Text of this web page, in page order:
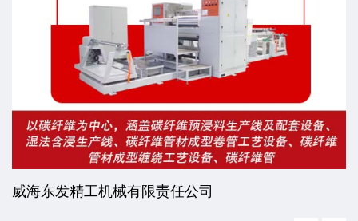
威海东发精工机械有限责任公司